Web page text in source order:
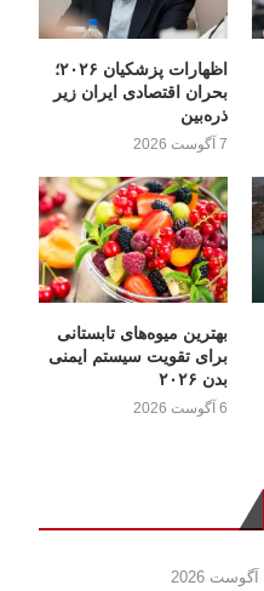
اظهارات پزشکیان ۲۰۲۶؛
بحران اقتصادی ایران زیر
ذره‌بین
7 آگوست 2026
بهترین میوه‌های تابستانی
برای تقویت سیستم ایمنی
بدن ۲۰۲۶
6 آگوست 2026